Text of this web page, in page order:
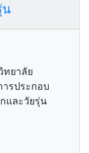
น
ยาลัย
รประกอบ
และวัยรุ่น